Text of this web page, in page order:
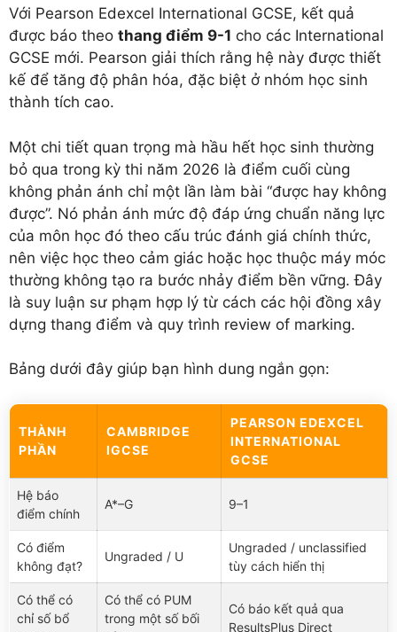
Với Pearson Edexcel International GCSE, kết quả
được báo theo thang điểm 9-1 cho các International
GCSE mới. Pearson giải thích rằng hệ này được thiết
kế để tăng độ phân hóa, đặc biệt ở nhóm học sinh
thành tích cao.
Một chi tiết quan trọng mà hầu hết học sinh thường
bỏ qua trong kỳ thi năm 2026 là điểm cuối cùng
không phản ánh chỉ một lần làm bài “được hay không
được”. Nó phản ánh mức độ đáp ứng chuẩn năng lực
của môn học đó theo cấu trúc đánh giá chính thức,
nên việc học theo cảm giác hoặc học thuộc máy móc
thường không tạo ra bước nhảy điểm bền vững. Đây
là suy luận sư phạm hợp lý từ cách các hội đồng xây
dựng thang điểm và quy trình review of marking.
Bảng dưới đây giúp bạn hình dung ngắn gọn:
THÀNH
PHẦN
CAMBRIDGE
IGCSE
PEARSON EDEXCEL
INTERNATIONAL
GCSE
Hệ báo
điểm chính
A*–G 9–1
Có điểm
không đạt?
Ungraded / U
Ungraded / unclassified
tùy cách hiển thị
Có thể có
chỉ số bổ
Có thể có PUM
trong một số bối
Có báo kết quả qua
ResultsPlus Direct